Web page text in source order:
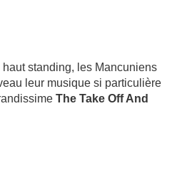
standing, les Mancuniens
leur musique si particulière
The Take Off And